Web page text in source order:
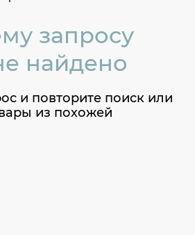
запросу
найдено
и повторите поиск или
из похожей